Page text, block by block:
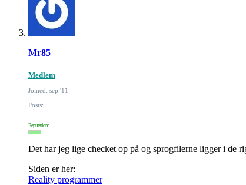
Mr85
Medlem
Joined: sep '11
Posts:
Reputation:
Det har jeg lige checket op på og sprogfilerne ligger i de
Siden er her:
Reality programmer